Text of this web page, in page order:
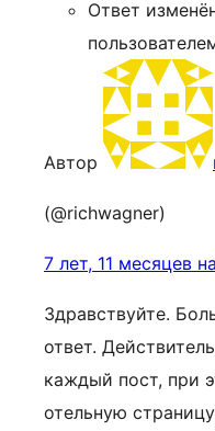
Ответ
Автор
(@richwagner)
7 лет, 11 месяцев
Здравствуйте.
ответ.
каждый пост, при
отельную